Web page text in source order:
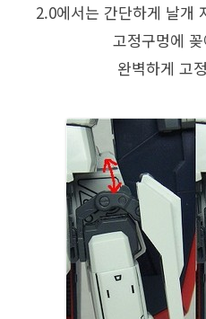
2.0에서는 간단하게 날개
고정구멍에
완벽하게 고